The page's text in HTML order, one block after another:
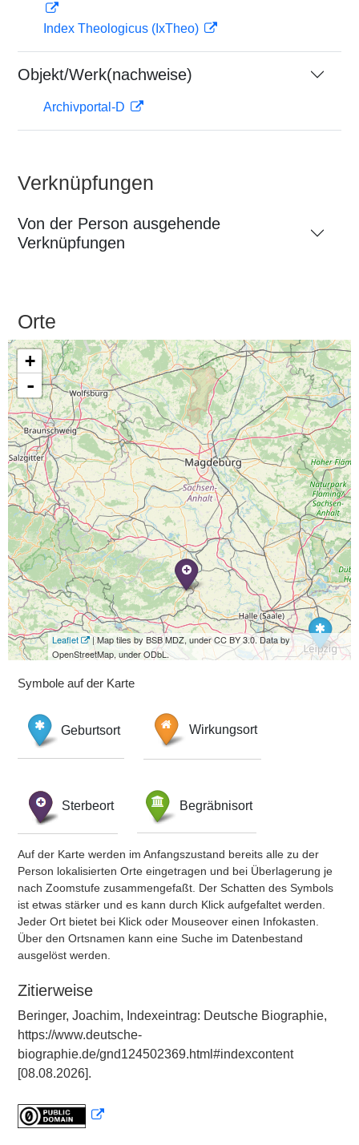
Index Theologicus (IxTheo)
Objekt/Werk(nachweise)
Archivportal-D
Verknüpfungen
Von der Person ausgehende
Verknüpfungen
Orte
+
-
Leaflet
| Map tiles by BSB MDZ, under CC BY 3.0. Data by
OpenStreetMap, under ODbL.
Symbole auf der Karte
Geburtsort Wirkungsort
Sterbeort Begräbnisort
Auf der Karte werden im Anfangszustand bereits alle zu der
Person lokalisierten Orte eingetragen und bei Überlagerung je
nach Zoomstufe zusammengefaßt. Der Schatten des Symbols
ist etwas stärker und es kann durch Klick aufgefaltet werden.
Jeder Ort bietet bei Klick oder Mouseover einen Infokasten.
Über den Ortsnamen kann eine Suche im Datenbestand
ausgelöst werden.
Zitierweise
Beringer, Joachim, Indexeintrag: Deutsche Biographie,
https://www.deutsche-
biographie.de/gnd124502369.html#indexcontent
[08.08.2026].